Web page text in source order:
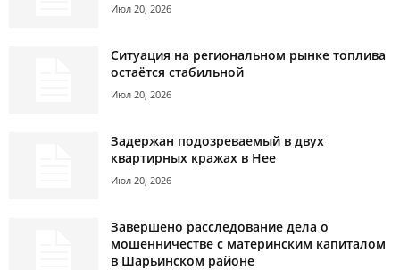
Июл 20, 2026
Ситуация на региональном рынке топлива
остаётся стабильной
Июл 20, 2026
Задержан подозреваемый в двух
квартирных кражах в Нее
Июл 20, 2026
Завершено расследование дела о
мошенничестве с материнским капиталом
в Шарьинском районе